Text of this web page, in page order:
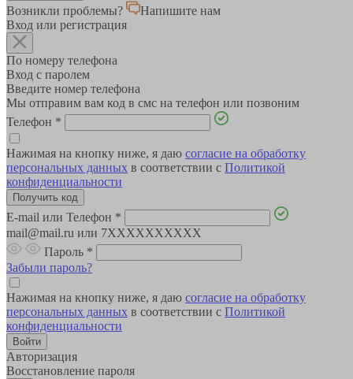
Возникли проблемы?
Напишите нам
Вход или регистрация
По номеру телефона
Вход с паролем
Введите номер телефона
Мы отправим вам код в смс на телефон или позвоним
Телефон *
Нажимая на кнопку ниже, я даю согласие на обработку
персональных данных в соответствии с Политикой
конфиденциальности
E-mail или Телефон *
mail@mail.ru или 7XXXXXXXXXX
Пароль *
Забыли пароль?
Нажимая на кнопку ниже, я даю согласие на обработку
персональных данных в соответствии с Политикой
конфиденциальности
Авторизация
Восстановление пароля